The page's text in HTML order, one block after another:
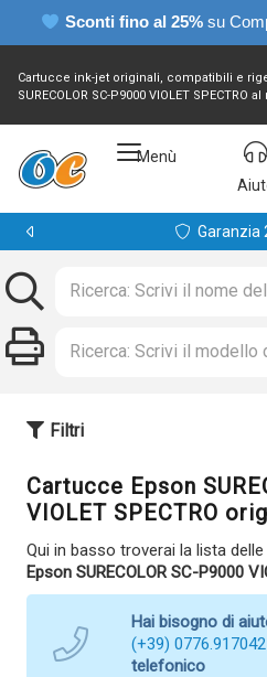
Sconti fino al 25% su
Cartucce ink-jet originali, compatibili e
SURECOLOR SC-P9000 VIOLET
Menù
Garanzia
Filtri
Cartucce Epson
VIOLET SPECTRO
Qui in basso troverai la lista delle
Epson SURECOLOR SC-P9000
Hai bisogno di
(+39) 0776.917042
telefonico